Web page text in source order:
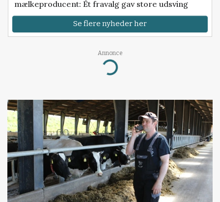
mælkeproducent: Ét fravalg gav store udsving
Se flere nyheder her
Annonce
Loading...